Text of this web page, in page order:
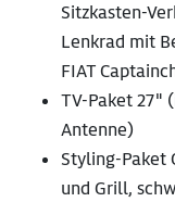
Sitzkasten-
Lenkrad mit
FIAT
TV-Paket 27"
Antenne)
Styling-Paket
und Grill,